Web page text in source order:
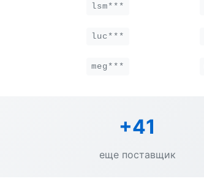
lsm***
luc***
meg***
+41
еще поставщик